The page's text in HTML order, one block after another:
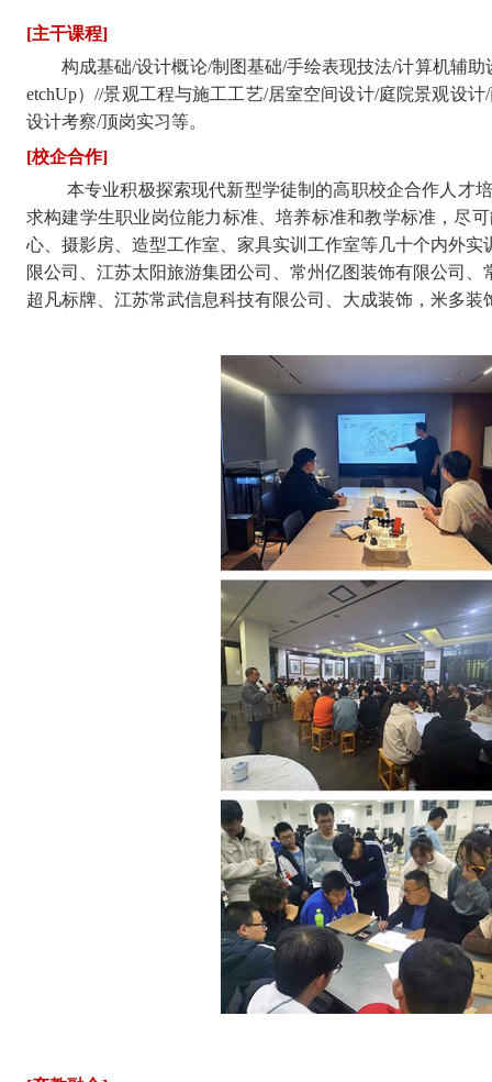
[主干课程]
构成基础/设计概论/制图基础/手绘表现技法/计算机辅
etchUp）//景观工程与施工工艺/居室空间设计/庭院景观设
设计考察/顶岗实习等。
[校企合作]
本专业积极探索现代新型学徒制的高职校企合作人才
求构建学生职业岗位能力标准、培养标准和教学标准，尽
心、摄影房、造型工作室、家具实训工作室等几十个内外
限公司、江苏太阳旅游集团公司、常州亿图装饰有限公司
超凡标牌、江苏常武信息科技有限公司、大成装饰，米多装